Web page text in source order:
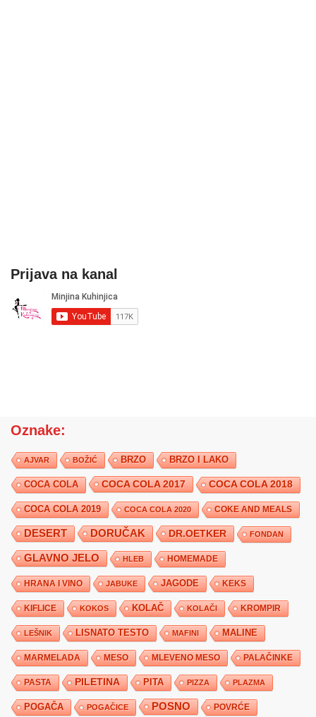
Prijava na kanal
Oznake:
AJVAR BOŽIĆ BRZO BRZO I LAKO
COCA COLA COCA COLA 2017 COCA COLA 2018
COCA COLA 2019 COCA COLA 2020 COKE AND MEALS
DESERT DORUČAK DR.OETKER FONDAN
GLAVNO JELO HLEB HOMEMADE
HRANA I VINO JABUKE JAGODE KEKS
KIFLICE KOKOS KOLAČ KOLAČI KROMPIR
LEŠNIK LISNATO TESTO MAFINI MALINE
MARMELADA MESO MLEVENO MESO PALAČINKE
PASTA PILETINA PITA PIZZA PLAZMA
POGAČA POGAČICE POSNO POVRĆE